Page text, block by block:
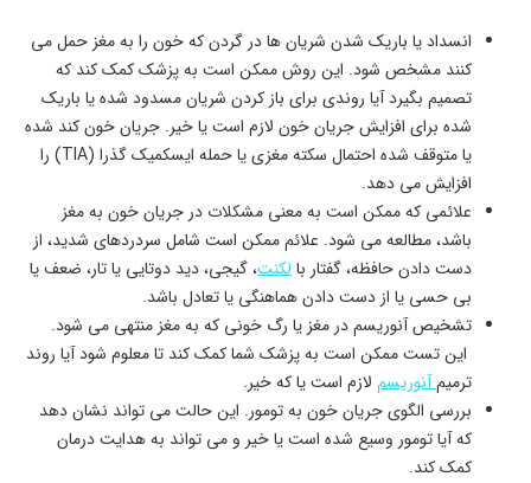
انسداد یا باریک شدن شریان ها در گردن که خون را به مغز حمل می
کنند مشخص شود. این روش ممکن است به پزشک کمک کند که
تصمیم بگیرد آیا روندی برای باز کردن شریان مسدود شده یا باریک
شده برای افزایش جریان خون لازم است یا خیر. جریان خون کند شده
یا متوقف شده احتمال سکته مغزی یا حمله ایسکمیک گذرا (TIA) را
افزایش می دهد.
علائمی که ممکن است به معنی مشکلات در جریان خون به مغز
باشد، مطالعه می شود. علائم ممکن است شامل سردردهای شدید، از
دست دادن حافظه، گفتار بالکنت، گیجی، دید دوتایی یا تار، ضعف یا
بی حسی یا از دست دادن هماهنگی یا تعادل باشد.
تشخیص آنوریسم در مغز یا رگ خونی که به مغز منتهی می شود.
این تست ممکن است به پزشک شما کمک کند تا معلوم شود آیا روند
ترمیمآنوریسم لازم است یا که خیر.
بررسی الگوی جریان خون به تومور. این حالت می تواند نشان دهد
که آیا تومور وسیع شده است یا خیر و می تواند به هدایت درمان
کمک کند.